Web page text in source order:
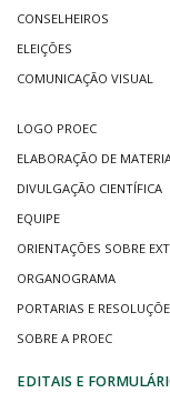
CONSELHEIROS
ELEIÇÕES
COMUNICAÇÃO VISUAL
LOGO PROEC
ELABORAÇÃO DE
DIVULGAÇÃO CIENTÍFICA
EQUIPE
ORIENTAÇÕES SOBRE
ORGANOGRAMA
PORTARIAS E
SOBRE A PROEC
EDITAIS E